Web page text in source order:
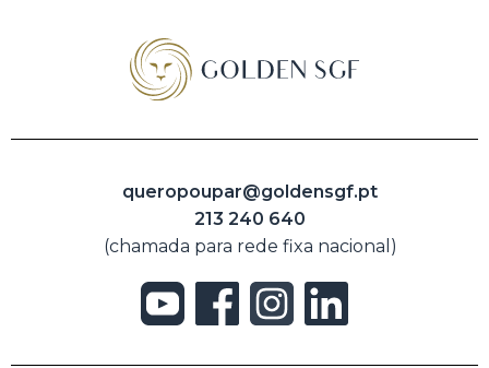
queropoupar@goldensgf.pt
213 240 640
(chamada para rede fixa nacional)